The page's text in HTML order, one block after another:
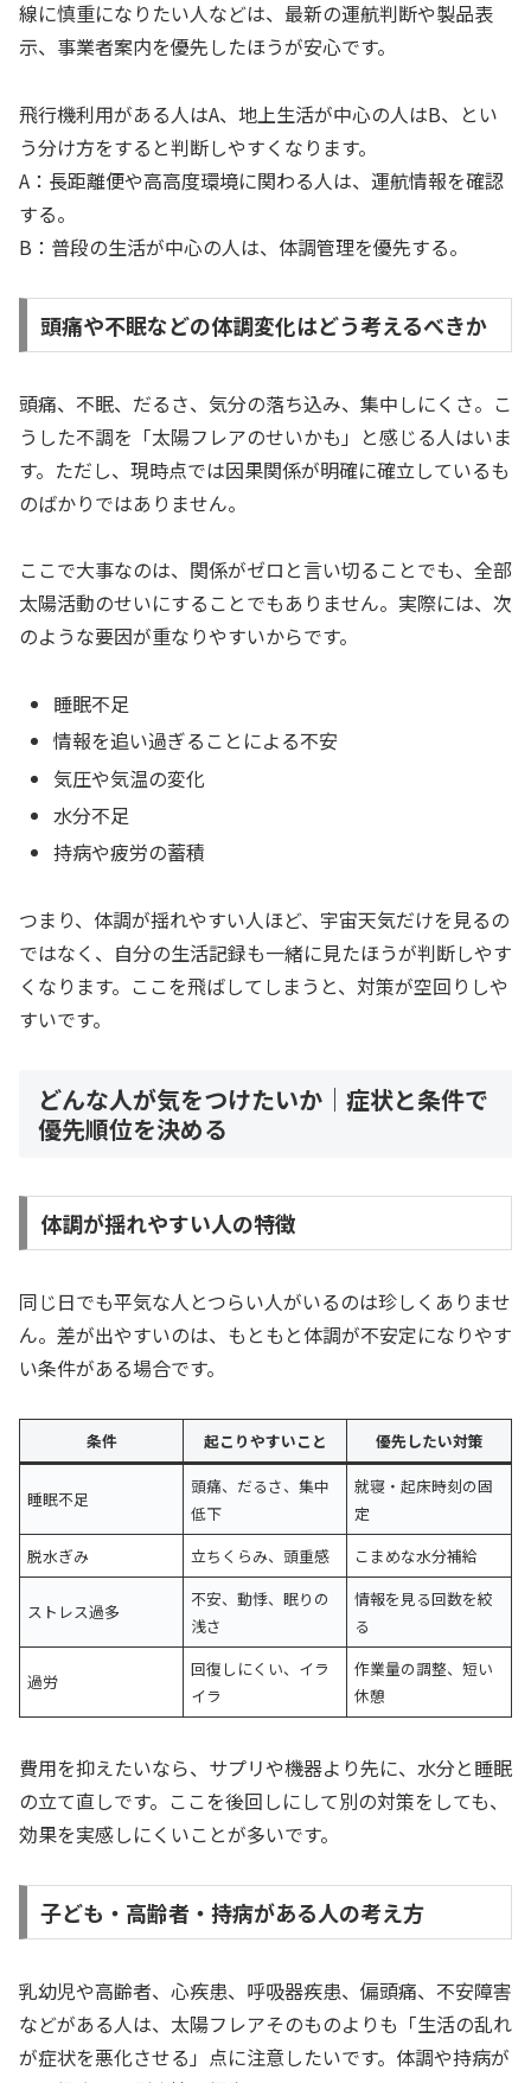
線に慎重になりたい人などは、最新の運航判断や製品表
示、事業者案内を優先したほうが安心です。
飛行機利用がある人はA、地上生活が中心の人はB、とい
う分け方をすると判断しやすくなります。
A：長距離便や高高度環境に関わる人は、運航情報を確認
する。
B：普段の生活が中心の人は、体調管理を優先する。
頭痛や不眠などの体調変化はどう考えるべきか
頭痛、不眠、だるさ、気分の落ち込み、集中しにくさ。こ
うした不調を「太陽フレアのせいかも」と感じる人はいま
す。ただし、現時点では因果関係が明確に確立しているも
のばかりではありません。
ここで大事なのは、関係がゼロと言い切ることでも、全部
太陽活動のせいにすることでもありません。実際には、次
のような要因が重なりやすいからです。
睡眠不足
情報を追い過ぎることによる不安
気圧や気温の変化
水分不足
持病や疲労の蓄積
つまり、体調が揺れやすい人ほど、宇宙天気だけを見るの
ではなく、自分の生活記録も一緒に見たほうが判断しやす
くなります。ここを飛ばしてしまうと、対策が空回りしや
すいです。
どんな人が気をつけたいか｜症状と条件で
優先順位を決める
体調が揺れやすい人の特徴
同じ日でも平気な人とつらい人がいるのは珍しくありませ
ん。差が出やすいのは、もともと体調が不安定になりやす
い条件がある場合です。
条件 起こりやすいこと 優先したい対策
睡眠不足
頭痛、だるさ、集中
低下
就寝・起床時刻の固
定
脱水ぎみ
立ちくらみ、頭重感 こまめな水分補給
ストレス過多
不安、動悸、眠りの
浅さ
情報を見る回数を絞
る
過労
回復しにくい、イラ
イラ
作業量の調整、短い
休憩
費用を抑えたいなら、サプリや機器より先に、水分と睡眠
の立て直しです。ここを後回しにして別の対策をしても、
効果を実感しにくいことが多いです。
子ども・高齢者・持病がある人の考え方
乳幼児や高齢者、心疾患、呼吸器疾患、偏頭痛、不安障害
などがある人は、太陽フレアそのものよりも「生活の乱れ
が症状を悪化させる」点に注意したいです。体調や持病が